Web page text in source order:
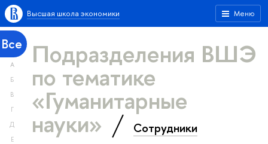
Меню
Высшая школа экономики
Все
А
Б
В
Г
Д
Е
Подразделения ВШЭ
по тематике
«Гуманитарные
науки» Сотрудники